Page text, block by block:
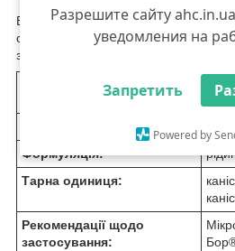
Разрешите сайту
уведомления на
Запретить
Powered by
Висококонцентроване рідке борне
сільськогосподарських культур в
засвоюється рослинами завдяки
Діюча речовина: В
ТОВ
Формуляція:
Тарна одиниця:
Рекомендації щодо
застосування:
Бор